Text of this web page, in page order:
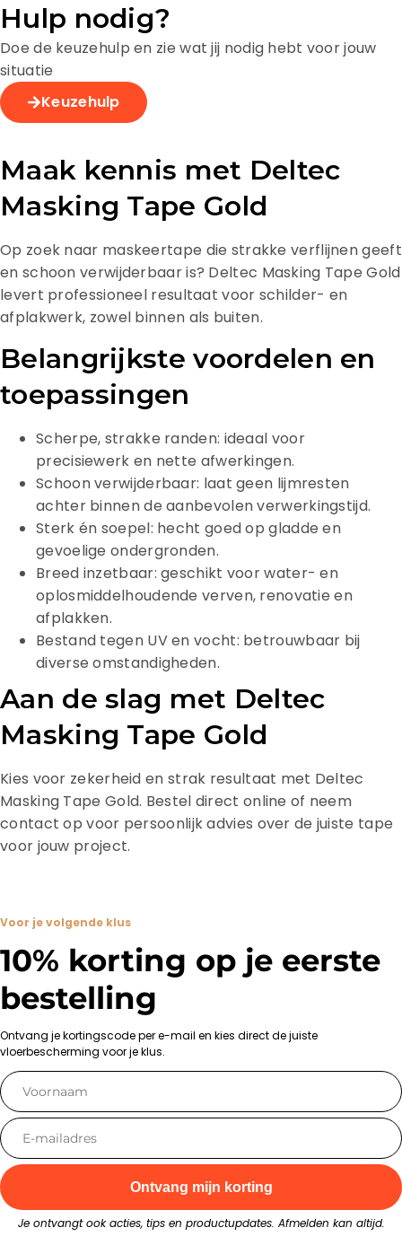
Hulp nodig?
Doe de keuzehulp en zie wat jij nodig hebt voor jouw
situatie
Keuzehulp
Maak kennis met Deltec
Masking Tape Gold
Op zoek naar maskeertape die strakke verflijnen geeft
en schoon verwijderbaar is? Deltec Masking Tape Gold
levert professioneel resultaat voor schilder- en
afplakwerk, zowel binnen als buiten.
Belangrijkste voordelen en
toepassingen
Scherpe, strakke randen: ideaal voor
precisiewerk en nette afwerkingen.
Schoon verwijderbaar: laat geen lijmresten
achter binnen de aanbevolen verwerkingstijd.
Sterk én soepel: hecht goed op gladde en
gevoelige ondergronden.
Breed inzetbaar: geschikt voor water- en
oplosmiddelhoudende verven, renovatie en
afplakken.
Bestand tegen UV en vocht: betrouwbaar bij
diverse omstandigheden.
Aan de slag met Deltec
Masking Tape Gold
Kies voor zekerheid en strak resultaat met Deltec
Masking Tape Gold. Bestel direct online of neem
contact op voor persoonlijk advies over de juiste tape
voor jouw project.
Voor je volgende klus
10% korting op je eerste
bestelling
Ontvang je kortingscode per e-mail en kies direct de juiste
vloerbescherming voor je klus.
Ontvang mijn korting
Je ontvangt ook acties, tips en productupdates. Afmelden kan altijd.